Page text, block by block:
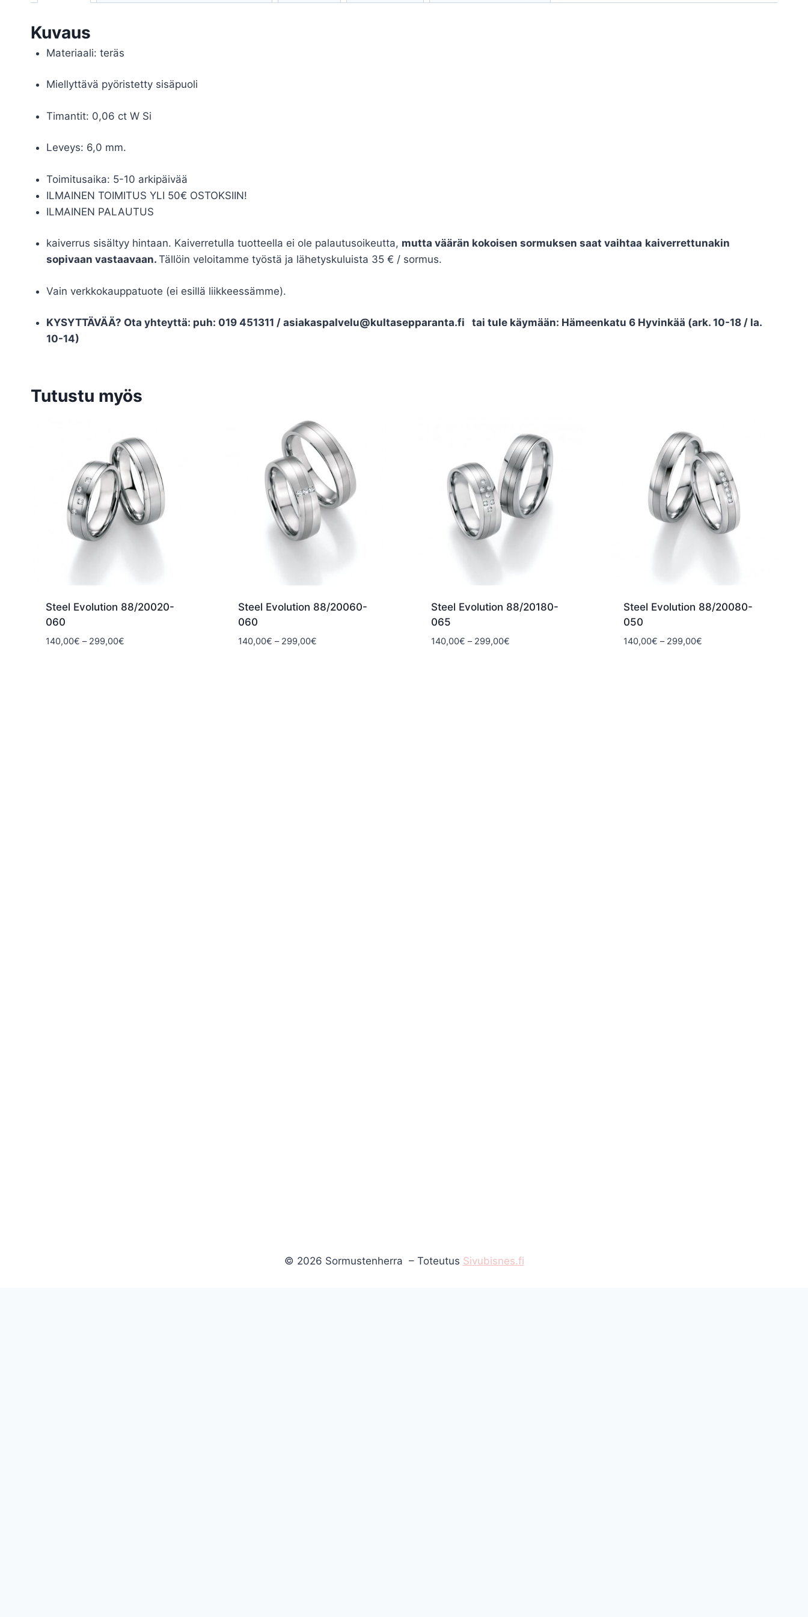
Kuvaus
Materiaali: teräs
Miellyttävä pyöristetty sisäpuoli
Timantit: 0,06 ct W Si
Leveys: 6,0 mm.
Toimitusaika: 5-10 arkipäivää
ILMAINEN TOIMITUS YLI 50€ OSTOKSIIN!
ILMAINEN PALAUTUS
kaiverrus sisältyy hintaan. Kaiverretulla tuotteella ei ole palautusoikeutta, mutta väärän kokoisen sormuksen saat vaihtaa kaiverrettunakin
sopivaan vastaavaan. Tällöin veloitamme työstä ja lähetyskuluista 35 € / sormus.
Vain verkkokauppatuote (ei esillä liikkeessämme).
KYSYTTÄVÄÄ? Ota yhteyttä: puh: 019 451311 / asiakaspalvelu@kultasepparanta.fi tai tule käymään: Hämeenkatu 6 Hyvinkää (ark. 10-18 / la.
10-14)
Tutustu myös
Steel Evolution 88/20020-
060
140,00€ – 299,00€Hintaluokka:
Steel Evolution 88/20060-
060
140,00€ – 299,00€
Steel Evolution 88/20180-
065
140,00€ – 299,00€Hintaluokka:
Steel Evolution 88/20080-
050
140,00€ – 299,00€
© 2026 Sormustenherra – Toteutus Sivubisnes.fi